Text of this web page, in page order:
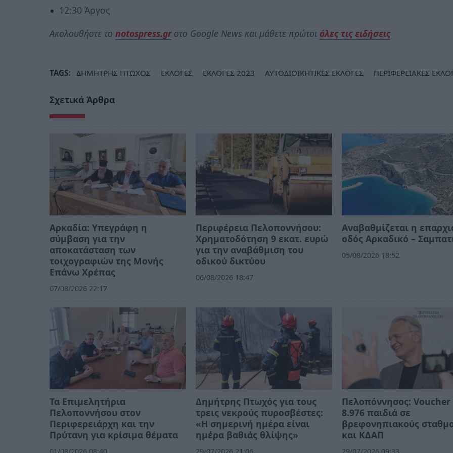
12:30 Άργος
Ακολουθήστε το notospress.grστο Google News και μάθετε πρώτοι όλες τις ειδήσεις
TAGS: ΔΗΜΗΤΡΗΣ ΠΤΩΧΟΣ ΕΚΛΟΓΕΣ ΕΚΛΟΓΕΣ 2023 ΑΥΤΟΔΙΟΙΚΗΤΙΚΕΣ ΕΚΛΟΓΕΣ ΠΕΡΙΦΕΡΕΙΑΚΕΣ
Σχετικά Άρθρα
Αρκαδία: Υπεγράφη η
σύμβαση για την
αποκατάσταση των
τοιχογραφιών της Μονής
Επάνω Χρέπας
07/08/2026 22:17
Περιφέρεια Πελοποννήσου:
Χρηματοδότηση 9 εκατ. ευρώ
για την αναβάθμιση του
οδικού δικτύου
06/08/2026 18:47
Αναβαθμίζεται η
οδός Αρκαδικό –
05/08/2026 18:52
Τα Επιμελητήρια
Πελοποννήσου στον
Περιφερειάρχη και την
Πρύτανη για κρίσιμα θέματα
Δημήτρης Πτωχός για τους
τρεις νεκρούς πυροσβέστες:
«Η σημερινή ημέρα είναι
ημέρα βαθιάς θλίψης»
Πελοπόννησος: Voucher
8.976 παιδιά σε
βρεφονηπιακούς
και ΚΔΑΠ